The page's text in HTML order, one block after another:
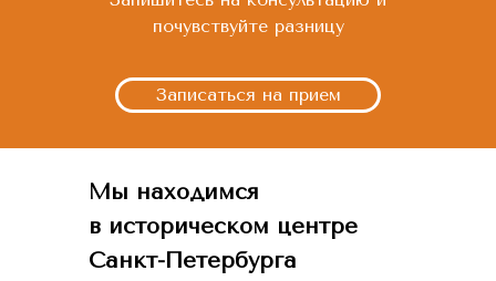
почувствуйте разницу
Записаться на прием
Мы находимся
в историческом центре
Санкт-Петербурга